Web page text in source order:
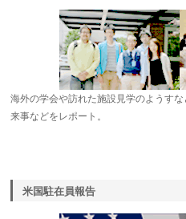
海外の学会や訪れた施設見学のようす
来事などをレポート。
米国駐在員報告